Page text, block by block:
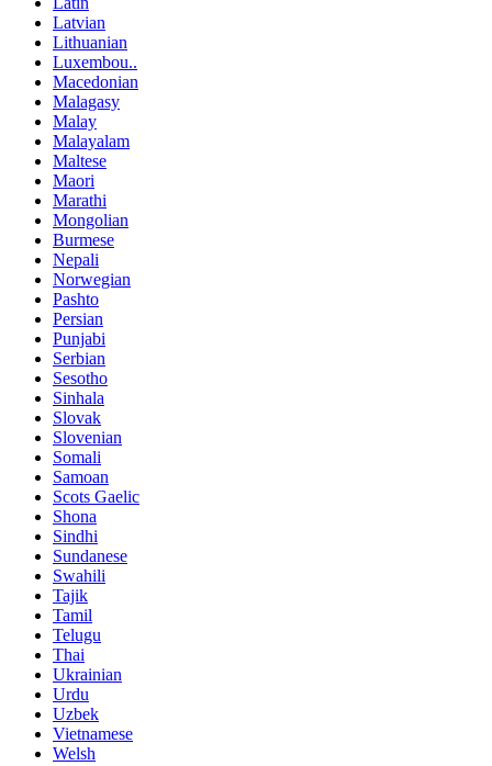
Latvian
Lithuanian
Luxembou..
Macedonian
Malagasy
Malay
Malayalam
Maltese
Maori
Marathi
Mongolian
Burmese
Nepali
Norwegian
Pashto
Persian
Punjabi
Serbian
Sesotho
Sinhala
Slovak
Slovenian
Somali
Samoan
Scots Gaelic
Shona
Sindhi
Sundanese
Swahili
Tajik
Tamil
Telugu
Thai
Ukrainian
Urdu
Uzbek
Vietnamese
Welsh